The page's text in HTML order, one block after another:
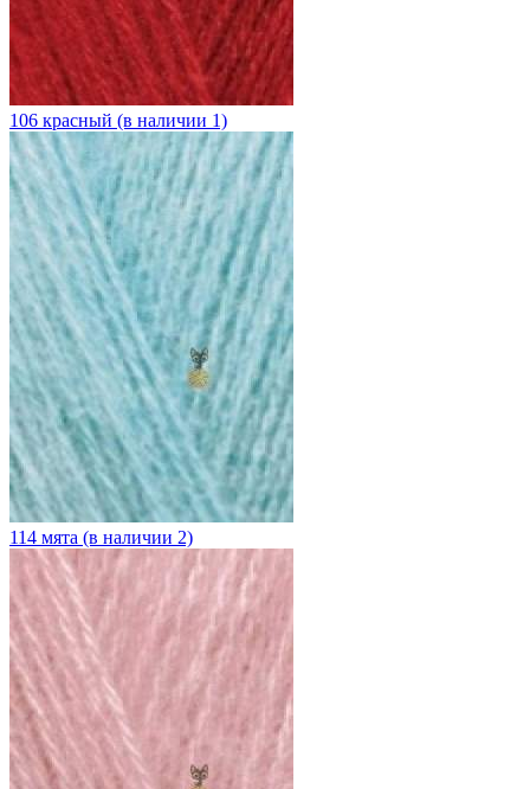
106 красный (в наличии 1)
114 мята (в наличии 2)